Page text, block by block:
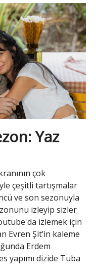
Yaz
çok
çeşitli tartışmalar
ve son sezonuyla
izleyip sizler
izlemek için
Evren Şit’in kaleme
Erdem
yapımı dizide Tuba